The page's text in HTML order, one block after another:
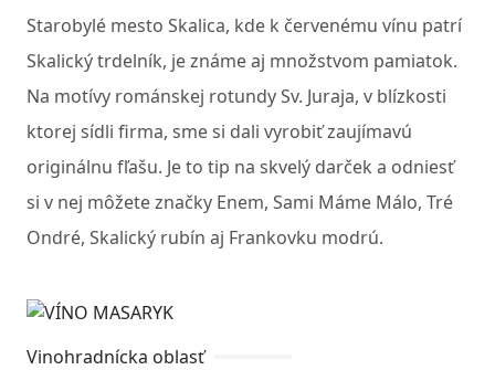
Starobylé mesto Skalica, kde k červenému vínu patrí
Skalický trdelník, je známe aj množstvom pamiatok.
Na motívy románskej rotundy Sv. Juraja, v blízkosti
ktorej sídli firma, sme si dali vyrobiť zaujímavú
originálnu fľašu. Je to tip na skvelý darček a odniesť
si v nej môžete značky Enem, Sami Máme Málo, Tré
Ondré, Skalický rubín aj Frankovku modrú.
Vinohradnícka oblasť